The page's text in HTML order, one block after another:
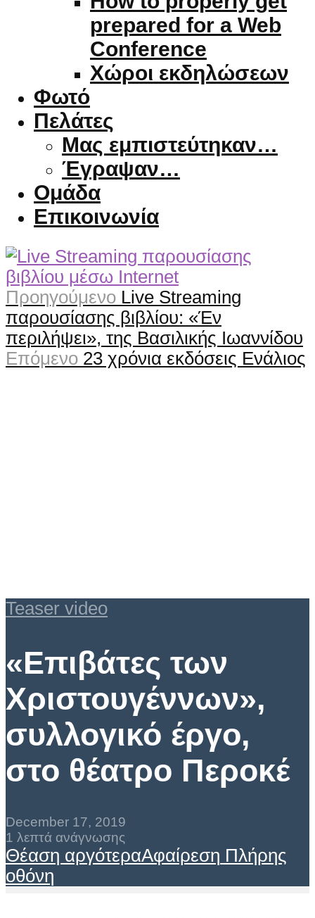
prepared for a Web
Conference
Χώροι εκδηλώσεων
Φωτό
Πελάτες
Μας εμπιστεύτηκαν…
Έγραψαν…
Ομάδα
Επικοινωνία
Προηγούμενο Live Streaming
παρουσίασης βιβλίου: «Έν
περιλήψει», της Βασιλικής Ιωαννίδου
Επόμενο 23 χρόνια εκδόσεις Ενάλιος
Teaser video
«Επιβάτες των
Χριστουγέννων»,
συλλογικό έργο,
στο θέατρο Περοκέ
December 17, 2019
1 λεπτά ανάγνωσης
Θέαση αργότεραΑφαίρεση Πλήρης
οθόνη